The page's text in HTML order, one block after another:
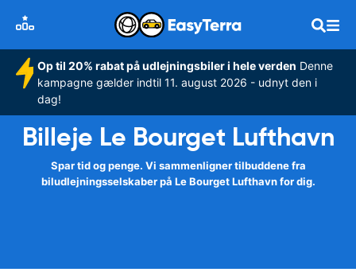
Op til 20% rabat på udlejningsbiler i hele verden Denne
kampagne gælder indtil 11. august 2026 - udnyt den i
dag!
Billeje Le Bourget Lufthavn
Spar tid og penge. Vi sammenligner tilbuddene fra
biludlejningsselskaber på Le Bourget Lufthavn for dig.